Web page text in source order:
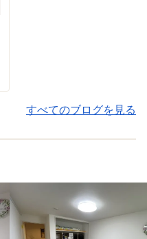
すべてのブログを見る